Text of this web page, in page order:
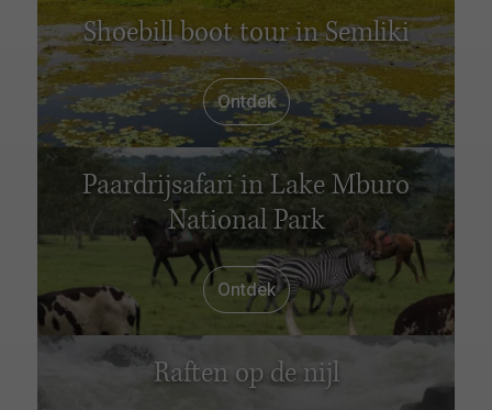
Shoebill boot tour in Semliki
Ontdek
Paardrijsafari in Lake Mburo
National Park
Ontdek
Raften op de nijl